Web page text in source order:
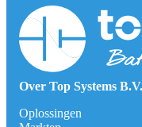
Over Top Systems B.V.
Oplossingen